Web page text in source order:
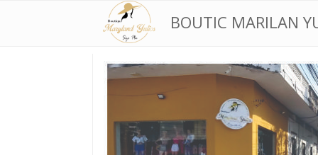
BOUTIC MARILAN